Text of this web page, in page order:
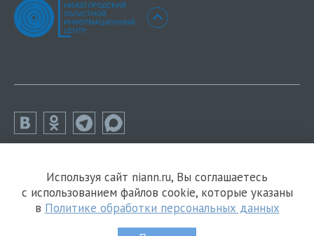
Используя сайт niann.ru, Вы соглашаетесь
с использованием файлов cookie, которые указаны
в Политике обработки персональных данных